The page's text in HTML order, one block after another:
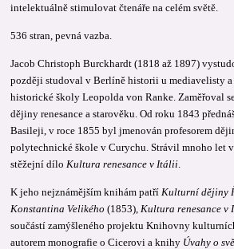
intelektuálně stimulovat čtenáře na celém světě.
536 stran, pevná vazba.
Jacob Christoph Burckhardt (1818 až 1897)
později studoval v Berlíně historii u mediavelisty a
historické školy Leopolda von Ranke. Zaměřoval
dějiny renesance a starověku. Od roku 1843
Basileji, v roce 1855 byl jmenován profesorem
polytechnické škole v Curychu. Strávil mnoho let
stěžejní dílo Kultura renesance v Itálii
K jeho nejznámějším knihám patří Kulturní dějiny
Konstantina Velikého (1853), Kultura renesance v
součástí zamýšleného projektu Knihovny
autorem monografie o Cicerovi a knihy Úvahy o